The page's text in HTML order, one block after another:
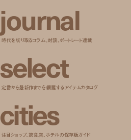
journal
時代を切り取るコラム、対談、ポートレート連載
select
定番から最新作までを網羅するアイテムカタログ
cities
注目ショップ、飲食店、ホテルの保存版ガイド